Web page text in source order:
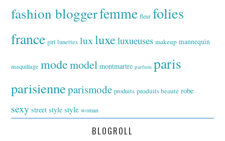
fashion bloggerfemme fleur folies
france girl lunettes luxluxeluxueuses makeup mannequin
maquillage modemodel montmartre parfum paris
parisienneparismode produits produits beauté robe
sexy street style style woman
BLOGROLL